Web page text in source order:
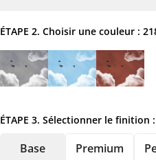
ÉTAPE 2. Choisir une couleur :
ÉTAPE 3. Sélectionner le finition :
Base Premium